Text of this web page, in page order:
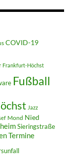
COVID-19
Frankfurt-Höchst
Fußball
Jazz
Mond Nied
Sieringstraße
Termine